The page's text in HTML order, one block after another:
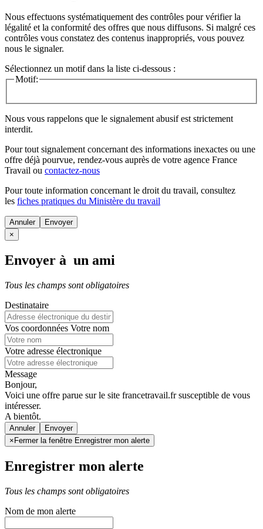
Nous effectuons systématiquement des contrôles pour vérifier la
légalité et la conformité des offres que nous diffusons. Si malgré ces
contrôles vous constatez des contenus inappropriés, vous pouvez
nous le signaler.
Sélectionnez un motif dans la liste ci-dessous :
Motif:
Nous vous rappelons que le signalement abusif est strictement
interdit.
Pour tout signalement concernant des informations inexactes ou une
offre déjà pourvue, rendez-vous auprès de votre agence France
Travail ou contactez-nous
Pour toute information concernant le droit du travail, consultez
les fiches pratiques du Ministère du travail
Annuler
×
Envoyer à un ami
Tous les champs sont obligatoires
Destinataire
Vos coordonnées Votre nom
Votre adresse électronique
Message
Bonjour,
Voici une offre parue sur le site francetravail.fr susceptible de vous
intéresser.
A bientôt.
Annuler
× Fermer la fenêtre Enregistrer mon alerte
Enregistrer mon alerte
Tous les champs sont obligatoires
Nom de mon alerte